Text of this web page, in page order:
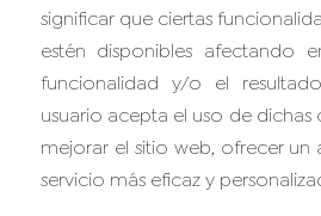
significar que ciertas
estén disponibles afectando
funcionalidad y/o el
usuario acepta el uso de dichas
mejorar el sitio web, ofrecer
servicio más eficaz y